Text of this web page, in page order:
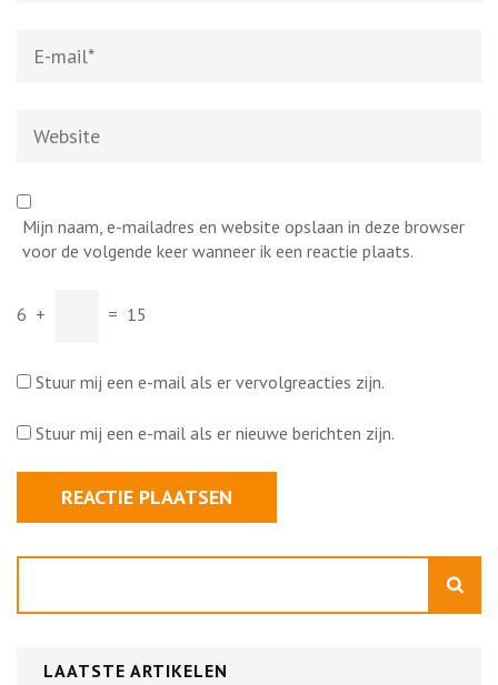
mail*
Mijn naam, e-mailadres en website opslaan in deze browser
voor de volgende keer wanneer ik een reactie plaats.
6 + = 15
Stuur mij een e-mail als er vervolgreacties zijn.
Stuur mij een e-mail als er nieuwe berichten zijn.
LAATSTE ARTIKELEN